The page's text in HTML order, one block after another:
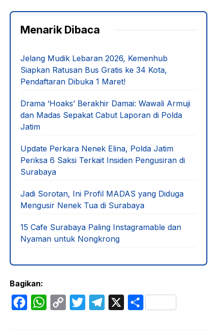
Menarik Dibaca
Jelang Mudik Lebaran 2026, Kemenhub
Siapkan Ratusan Bus Gratis ke 34 Kota,
Pendaftaran Dibuka 1 Maret!
Drama ‘Hoaks’ Berakhir Damai: Wawali Armuji
dan Madas Sepakat Cabut Laporan di Polda
Jatim
Update Perkara Nenek Elina, Polda Jatim
Periksa 6 Saksi Terkait Insiden Pengusiran di
Surabaya
Jadi Sorotan, Ini Profil MADAS yang Diduga
Mengusir Nenek Tua di Surabaya
15 Cafe Surabaya Paling Instagramable dan
Nyaman untuk Nongkrong
Bagikan:
F
W C
T
T
X S